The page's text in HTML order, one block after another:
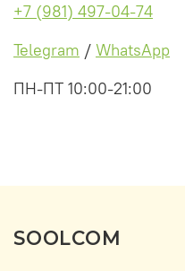
+7 (981) 497-04-74
Telegram / WhatsApp
ПН-ПТ 10:00-21:00
SOOLCOM